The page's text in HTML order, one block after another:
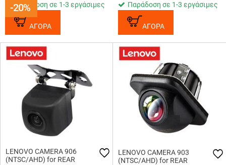
-20%
-20%
Παράδοση σε 1-3 εργάσιμες
ΑΓΟΡΑ
Παράδοση σε 1-3 εργάσιμες
ΑΓΟΡΑ
LENOVO CAMERA 906
(NTSC/AHD) for REAR
LENOVO CAMERA 903
(NTSC/AHD) for REAR